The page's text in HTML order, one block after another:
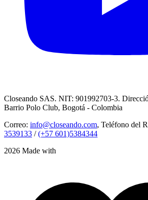
Closeando SAS. NIT: 901992703-3.
Barrio Polo Club, Bogotá - Colombia
Correo: info@closeando.com, Teléfono del
3539133 /(+57 601)5384344
2026 Made with